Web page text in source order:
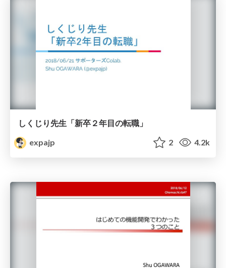
しくじり先生「新卒２年目の転職」
expajp
2 4.2k